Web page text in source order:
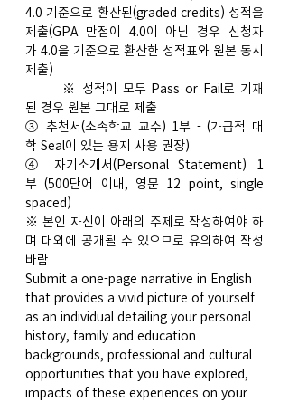
4.0 기준으로 환산된(graded credits) 성적을
제출(GPA 만점이 4.0이 아닌 경우 신청자
가 4.0을 기준으로 환산한 성적표와 원본 동시
제출)
※ 성적이 모두 Pass or Fail로 기재
된 경우 원본 그대로 제출
③ 추천서(소속학교 교수) 1부 - (가급적 대
학 Seal이 있는 용지 사용 권장)
④ 자기소개서(Personal Statement) 1
부 (500단어 이내, 영문 12 point, single
spaced)
※ 본인 자신이 아래의 주제로 작성하여야 하
며 대외에 공개될 수 있으므로 유의하여 작성
바람
Submit a one-page narrative in English
that provides a vivid picture of yourself
as an individual detailing your personal
history, family and education
backgrounds, professional and cultural
opportunities that you have explored,
impacts of these experiences on your